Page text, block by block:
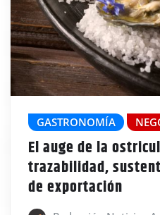
GASTRONOMÍA
El auge de la
trazabilidad,
de exportación